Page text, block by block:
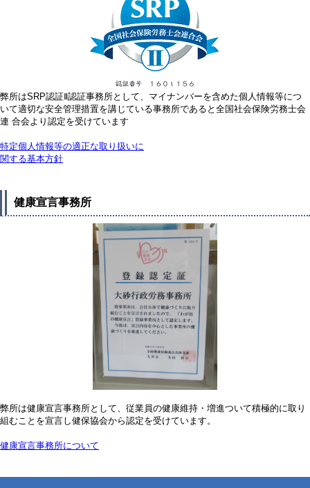
弊所はSRP認証Ⅱ認証事務所として、マイナンバーを含めた個人情報等につ
いて適切な安全管理措置を講じている事務所であると全国社会保険労務士会
連 合会より認定を受けています
特定個人情報等の適正な取り扱いに
関する基本方針
健康宣言事務所
弊所は健康宣言事務所として、従業員の健康維持・増進ついて積極的に取り
組むことを宣言し健保協会から認定を受けています。
健康宣言事務所について